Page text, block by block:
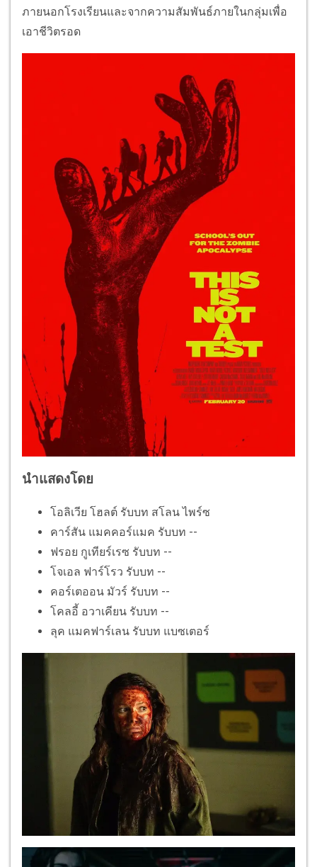
ภายนอกโรงเรียนและจากความสัมพันธ์ภายในกลุ่มเพื่อ
เอาชีวิตรอด
นำแสดงโดย
โอลิเวีย โฮลต์ รับบท สโลน ไพร์ซ
คาร์สัน แมคคอร์แมค รับบท --
ฟรอย กูเทียร์เรซ รับบท --
โจเอล ฟาร์โรว รับบท --
คอร์เตออน มัวร์ รับบท --
โคลอี้ อวาเคียน รับบท --
ลุค แมคฟาร์เลน รับบท แบซเตอร์